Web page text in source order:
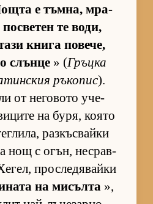
е тъм­на, мра­
те во­ди,
книга по­ве­че,
слънце » (Гръцка
ръ­ко­пис).
от не­го­вото уче­
на бу­ря, ко­ято
раз­къс­вайки
нощ с огън, нес­рав­
прос­ле­дя­вайки
на ми­сълта »,